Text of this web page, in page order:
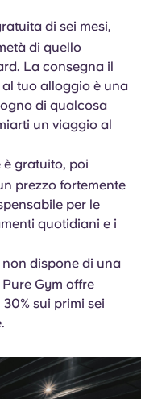
di sei mesi,
di quello
La consegna il
tuo alloggio è una
di qualcosa
un viaggio al
gratuito, poi
prezzo fortemente
per le
quotidiani e i
dispone di una
Gym offre
sui primi sei